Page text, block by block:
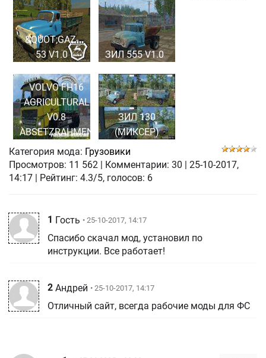
&QUOT;GAZ-
53 V1.0
ЗИЛ 555 V1.0
VOLVO FH16
AGRICULTURAL
V0.8
ABSETZRAHMEN
ЗИЛ 130
(МИКСЕР)
Категория мода: Грузовики
Просмотров: 11 562 Комментарии: 30
25-10-2017,
14:17
| Рейтинг: 4.3/5, голосов: 6
1 Гость • 25-10-2017, 14:17
Спасибо скачал мод, установил по
инструкции. Все работает!
2 Андрей • 25-10-2017, 14:17
Отличный сайт, всегда рабочие моды для ФС